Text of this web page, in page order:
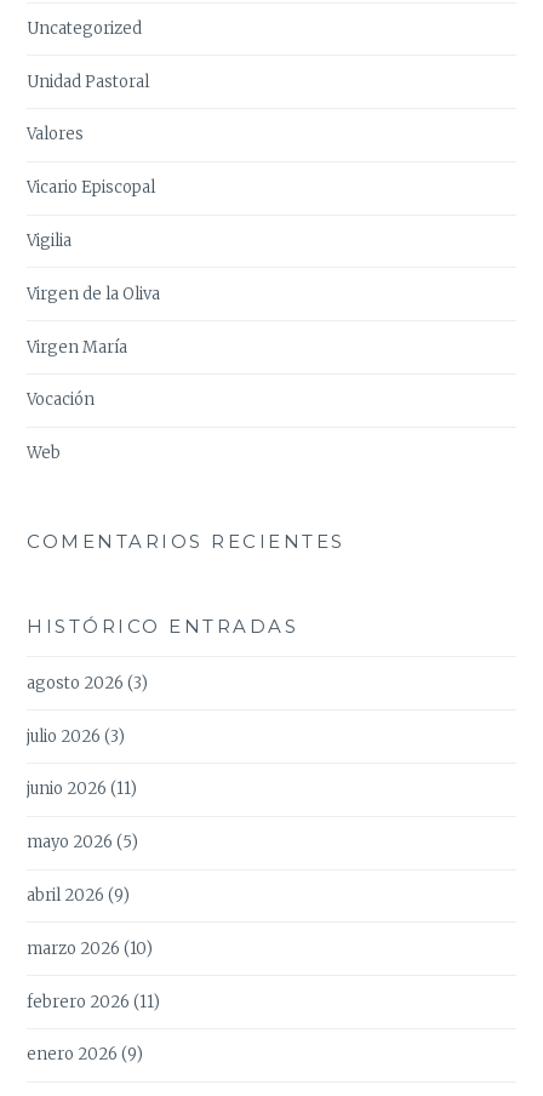
Uncategorized
Unidad Pastoral
Valores
Vicario Episcopal
Vigilia
Virgen de la Oliva
Virgen María
Vocación
Web
COMENTARIOS RECIENTES
HISTÓRICO ENTRADAS
agosto 2026 (3)
julio 2026 (3)
junio 2026 (11)
mayo 2026 (5)
abril 2026 (9)
marzo 2026 (10)
febrero 2026 (11)
enero 2026 (9)